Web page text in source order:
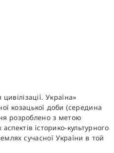
Україна»
козацької доби (середина
розроблено з метою
історико-культурного
сучасної України в той